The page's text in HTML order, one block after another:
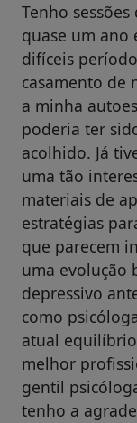
Tenho
quase um ano
difíceis
casamento de
a minha
poderia ter
acolhido. Já
uma tão
materiais de
estratégias
que parecem
uma evolução
depressivo
como
atual
melhor
gentil
tenho a